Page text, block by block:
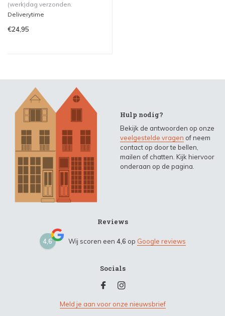
(werk)dag verzonden.
Deliverytime
€24,95
Hulp nodig?
Bekijk de antwoorden op onze
veelgestelde vragen of neem
contact op door te bellen,
mailen of chatten. Kijk hiervoor
onderaan op de pagina.
Reviews
4,6 Wij scoren een 4,6 op Google reviews
Socials
Meld je aan voor onze nieuwsbrief